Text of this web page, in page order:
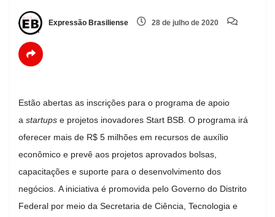
Expressão Brasiliense 28 de julho de 2020
Estão abertas as inscrições para o programa de apoio
a startups e projetos inovadores Start BSB. O programa irá
oferecer mais de R$ 5 milhões em recursos de auxílio
econômico e prevê aos projetos aprovados bolsas,
capacitações e suporte para o desenvolvimento dos
negócios. A iniciativa é promovida pelo Governo do Distrito
Federal por meio da Secretaria de Ciência, Tecnologia e